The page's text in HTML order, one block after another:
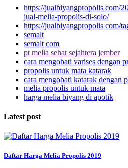
https://jualbiyangpropolis com/
jual-melia-propolis-di-solo/
https://jualbiyangpropolis com/
semalt
semalt com
pt melia sehat sejahtera jember
cara mengobati varises dengan
propolis untuk mata katarak
cara mengobati katarak dengan
melia propolis untuk mata
harga melia biyang di apotik
Latest post
Daftar Harga Melia Propolis 2019